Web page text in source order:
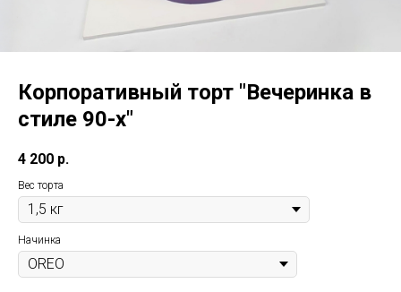
Корпоративный торт "Вечеринка в
стиле 90-х"
4 200 р.
Вес торта
Начинка